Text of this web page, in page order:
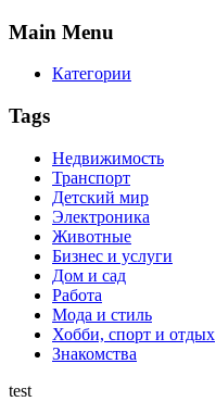
Main Menu
Категории
Tags
Недвижимость
Транспорт
Детский мир
Электроника
Животные
Бизнес и услуги
Дом и сад
Работа
Мода и стиль
Хобби, спорт и отдых
Знакомства
test